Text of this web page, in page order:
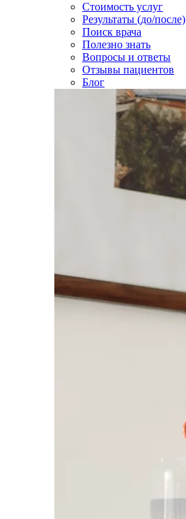
Стоимость услуг
Результаты (до/после)
Поиск врача
Полезно знать
Вопросы и ответы
Отзывы пациентов
Блог